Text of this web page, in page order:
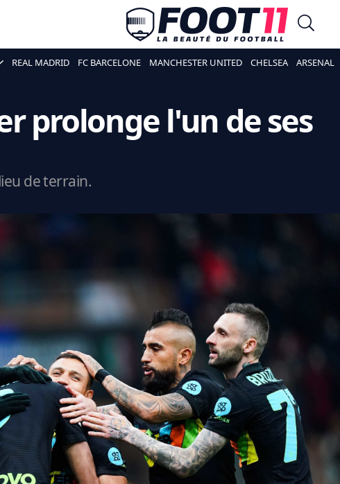
REAL MADRID FC BARCELONE MANCHESTER UNITED CHELSEA ARSENAL
prolonge l'un de ses
de terrain.